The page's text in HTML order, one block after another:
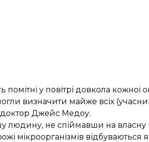
помітні у повітрі довкола
визначити майже всіх
доктор Джейс Медоу.
людину, не спіймавши на власну
мікроорганізмів відбуваються